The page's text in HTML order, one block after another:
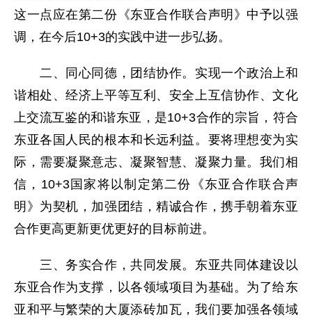
这一点应在第二份《东亚合作联合声明》中予以强
调，在今后10+3的实践中进一步弘扬。
二、同心同德，团结协作。实现一个政治上和
谐相处、经济上平等互利、安全上互信协作、文化
上交流互鉴的和谐东亚，是10+3合作的宗旨，符合
东亚各国人民的根本和长远利益。要将理想变为实
际，需要凝聚意志、凝聚智慧、凝聚力量。我们相
信，10+3国家将以制定第二份《东亚合作联合声
明》为契机，加强团结，精诚合作，携手朝着东亚
合作更高更新更优更好的目标前进。
三、务实合作，共同发展。东亚共同体建设以
东亚合作为支撑，以各领域项目为基础。为了给东
亚和平与繁荣的大厦添砖加瓦，我们要加强各领域